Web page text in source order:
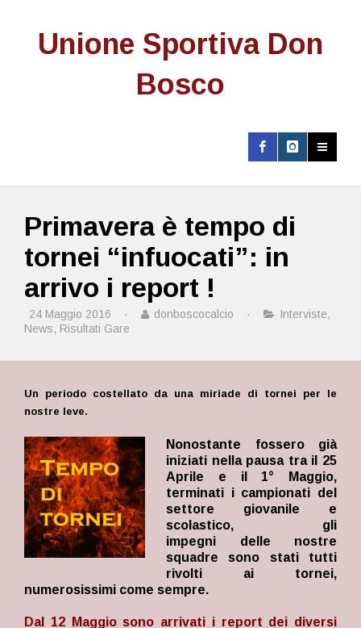
Unione Sportiva Don
Bosco
Primavera è tempo di
tornei “infuocati”: in
arrivo i report !
24 Maggio 2016 · donboscocalcio · Interviste,
News, Risultati Gare
Un periodo costellato da una miriade di tornei per le
nostre leve.
Nonostante fossero già
iniziati nella pausa tra il 25
Aprile e il 1° Maggio,
terminati i campionati del
settore giovanile e
scolastico, gli
impegni delle nostre
squadre sono stati tutti
rivolti ai tornei,
numerosissimi come sempre.
Dal 12 Maggio sono arrivati i report dei diversi